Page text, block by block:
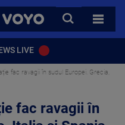
VOYO
CAUTA
TOATE
LIVE
fac ravagii în sudul Europei. Grecia,
fac ravagii în